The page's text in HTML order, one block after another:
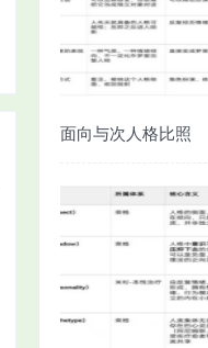
面向与次人格比照